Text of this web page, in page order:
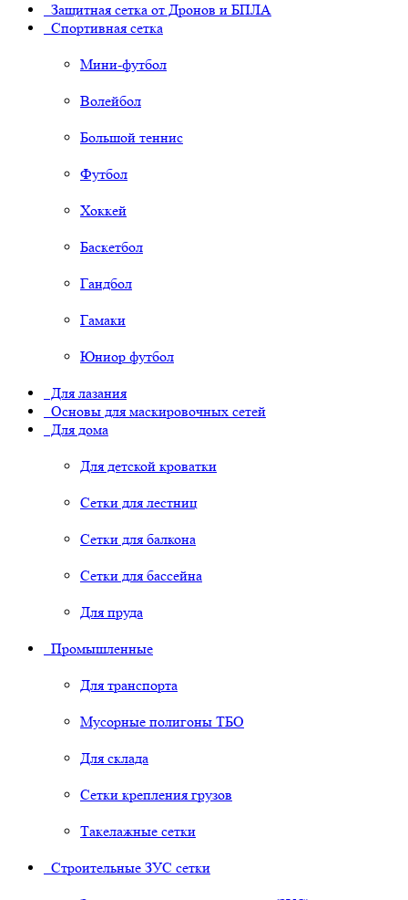
Защитная сетка от Дронов и БПЛА
Спортивная сетка
Мини-футбол
Волейбол
Большой теннис
Футбол
Хоккей
Баскетбол
Гандбол
Гамаки
Юниор футбол
Для лазания
Основы для маскировочных сетей
Для дома
Для детской кроватки
Сетки для лестниц
Сетки для балкона
Сетки для бассейна
Для пруда
Промышленные
Для транспорта
Мусорные полигоны ТБО
Для склада
Сетки крепления грузов
Такелажные сетки
Строительные ЗУС сетки